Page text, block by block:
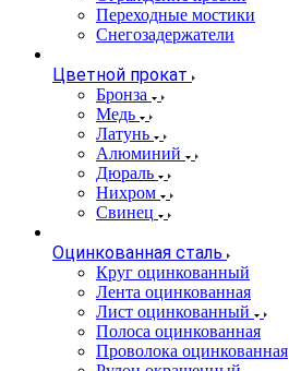
Переходные мостики
Снегозадержатели
Цветной прокат
Бронза
Медь
Латунь
Алюминий
Дюраль
Нихром
Свинец
Оцинкованная сталь
Круг оцинкованный
Лента оцинкованная
Лист оцинкованный
Полоса оцинкованная
Проволока оцинкованная